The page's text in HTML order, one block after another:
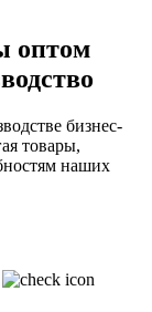
оптом
бизнес-
товары,
наших